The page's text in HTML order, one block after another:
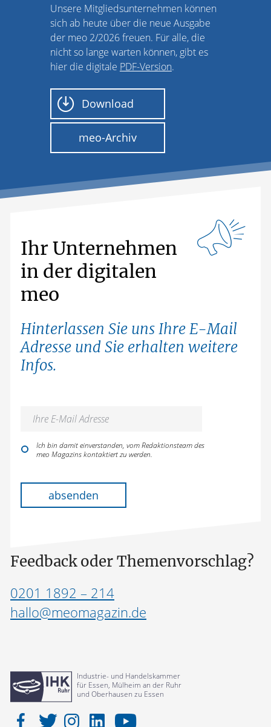
Unsere Mitgliedsunternehmen können
sich ab heute über die neue Ausgabe
der meo 2/2026 freuen. Für alle, die
nicht so lange warten können, gibt es
hier die digitale PDF-Version.
Download
meo-Archiv
Ihr Unternehmen
in der digitalen
meo
Hinterlassen Sie uns Ihre E-Mail
Adresse und Sie erhalten weitere
Infos.
Ich bin damit einverstanden, vom Redaktionsteam des
meo Magazins kontaktiert zu werden.
absenden
Feedback oder Themenvorschlag?
0201 1892 – 214
hallo@meomagazin.de
Industrie- und Handelskammer
für Essen, Mülheim an der Ruhr
und Oberhausen zu Essen